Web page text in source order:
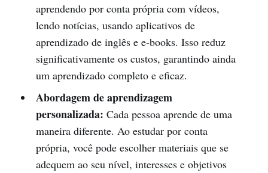
aprendendo por conta própria com vídeos,
lendo notícias, usando aplicativos de
aprendizado de inglês e e-books. Isso reduz
significativamente os custos, garantindo ainda
um aprendizado completo e eficaz.
Abordagem de aprendizagem
personalizada: Cada pessoa aprende de uma
maneira diferente. Ao estudar por conta
própria, você pode escolher materiais que se
adequem ao seu nível, interesses e objetivos